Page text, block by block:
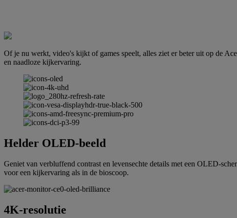
Of je nu werkt, video's kijkt of games speelt, alles ziet er beter uit op de
en naadloze kijkervaring.
Helder OLED-beeld
Geniet van verbluffend contrast en levensechte details met een OLED-
voor een kijkervaring als in de bioscoop.
4K-resolutie